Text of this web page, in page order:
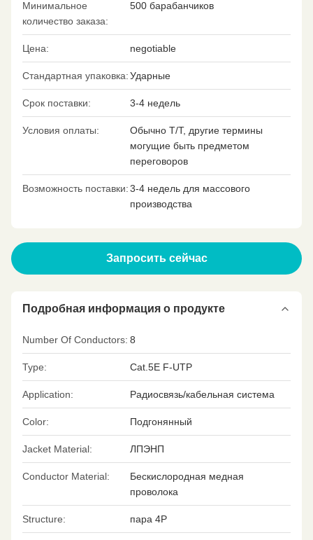
Минимальное
количество заказа:
500 барабанчиков
Цена: negotiable
Стандартная упаковка:Ударные
Срок поставки: 3-4 недель
Условия оплаты:
Обычно T/T, другие термины
могущие быть предметом
переговоров
Возможность поставки:3-4 недель для массового
производства
Запросить сейчас
Подробная информация о продукте
Number Of Conductors: 8
Type: Cat.5E F-UTP
Application: Радиосвязь/кабельная система
Color: Подгонянный
Jacket Material: ЛПЭНП
Conductor Material:
Бескислородная медная
проволока
Structure: пара 4P